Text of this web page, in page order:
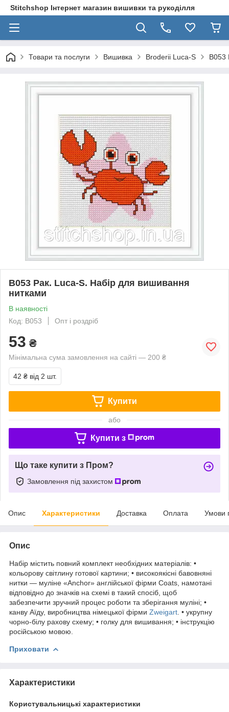
Stitchshop Інтернет магазин вишивки та рукоділля
Товари та послуги Вишивка Broderii Luca-S B053
B053 Рак. Luca-S. Набір для вишивання
нитками
В наявності
Код: B053
Опт і роздріб
53 ₴
Мінімальна сума замовлення на сайті — 200 ₴
42 ₴ від 2 шт.
Купити
або
Купити з
Що таке купити з Пром?
Замовлення під захистом
Опис Характеристики Доставка Оплата Умови
Опис
Набір містить повний комплект необхідних матеріалів: •
кольорову світлину готової картини; • високоякісні бавовняні
нитки — муліне «Anchor» англійської фірми Coats, намотані
відповідно до значків на схемі в такий спосіб, щоб
забезпечити зручний процес роботи та зберігання муліні; •
канву Аїду, виробництва німецької фірми Zweigart . • укрупну
чорно-білу рахову схему; • голку для вишивання; • інструкцію
російською мовою.
Приховати
Характеристики
Користувальницькі характеристики